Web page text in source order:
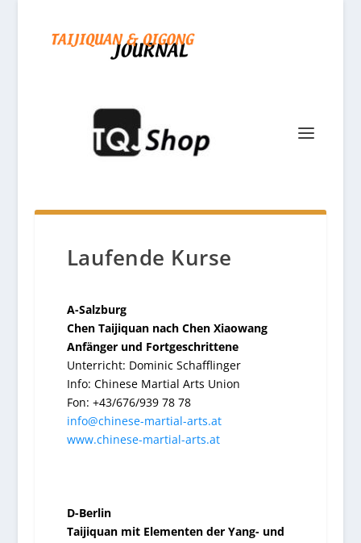
Laufende Kurse
A-Salzburg
Chen Taijiquan nach Chen Xiaowang
Anfänger und Fortgeschrittene
Unterricht: Dominic Schafflinger
Info: Chinese Martial Arts Union
Fon: +43/676/939 78 78
info@chinese-martial-arts.at
www.chinese-martial-arts.at
D-Berlin
Taijiquan mit Elementen der Yang- und